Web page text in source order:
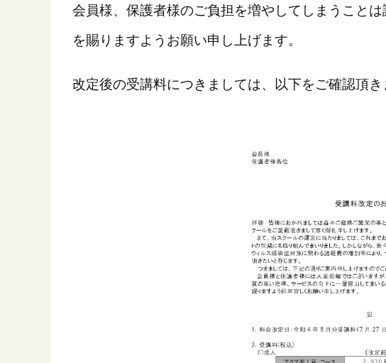
会員様、保護者様のご負担を増やしてしまうこと
を賜りますようお願い申し上げます。
改定後の受講料につきましては、以下をご確認頂き